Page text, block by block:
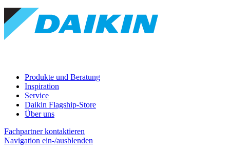
Produkte und Beratung
Inspiration
Service
Daikin Flagship-Store
Über uns
Fachpartner kontaktieren
Navigation ein-/ausblenden